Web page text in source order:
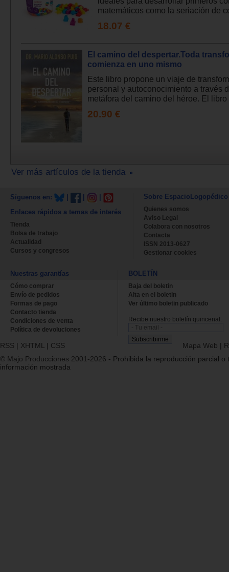
matemáticos como la seriación de
18.07 €
El camino del despertar.Toda
comienza en uno mismo
Este libro propone un viaje de
personal y autoconocimiento a través
metáfora del camino del héroe. El libro
20.90 €
Ver más artículos de la tienda
Síguenos en:
Enlaces rápidos a temas de interés
Tienda
Bolsa de trabajo
Actualidad
Cursos y congresos
Sobre EspacioLogopédico
Quienes somos
Aviso Legal
Colabora con nosotros
Contacta
ISSN 2013-0627
Gestionar cookies
Nuestras garantías
Cómo comprar
Envío de pedidos
Formas de pago
Contacto tienda
Condiciones de venta
Política de devoluciones
BOLETÍN
Baja del boletin
Alta en el boletin
Ver último boletin publicado
Recibe nuestro boletín quincenal.
RSS | XHTML | CSS Mapa Web |
© Majo Producciones 2001-2026 - Prohibida la reproducción parcial o
información mostrada